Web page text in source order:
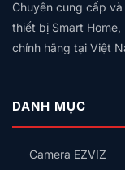
Bị
Nên
Lắp
Trước
Hay
Thẻ
Từ,
Có
Công
Tắc
Thông
Minh
Cho
Đúng?
Chọn
Hệ
Thái
Đình?
Chuyên cung cấp
thiết bị Smart
chính hãng tại Việt
DANH MỤC
Camera EZVIZ